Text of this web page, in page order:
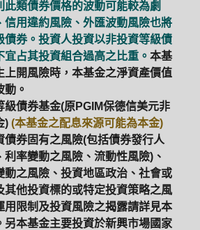
此類債券價格的波動可能較為劇
信用違約風險、外匯波動風險也將
債券。投資人投資以非投資等級債
占其投資組合過高之比重。 本基
上開風險時，本基金之淨資產價值
。
級債券基金(原PGIM保德信美元非
) (本基金之配息來源可能為本金)
債券固有之風險(包括債券發行人
率變動之風險、流動性風險)、
動之風險、投資地區政治、社會或
其他投資標的或特定投資策略之風
用限制及投資風險之揭露請詳見本
另本基金主要投資於新興市場國家